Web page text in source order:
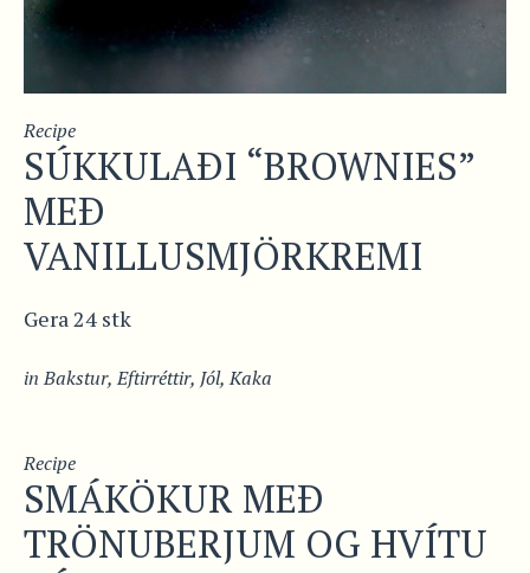
Recipe
SÚKKULAÐI “BROWNIES”
MEÐ
VANILLUSMJÖRKREMI
Gera 24 stk
inBakstur,Eftirréttir, Jól,Kaka
Recipe
SMÁKÖKUR MEÐ
TRÖNUBERJUM OG HVÍTU